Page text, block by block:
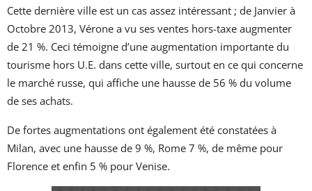
Cette dernière ville est un cas assez intéressant ; de Janvier à
Octobre 2013, Vérone a vu ses ventes hors-taxe augmenter
de 21 %. Ceci témoigne d’une augmentation importante du
tourisme hors U.E. dans cette ville, surtout en ce qui concerne
le marché russe, qui affiche une hausse de 56 % du volume
de ses achats.
De fortes augmentations ont également été constatées à
Milan, avec une hausse de 9 %, Rome 7 %, de même pour
Florence et enfin 5 % pour Venise.